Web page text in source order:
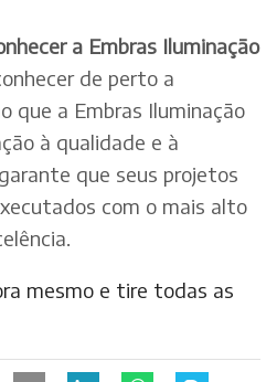
a Embras Iluminação
de perto a
que a Embras Iluminação
à qualidade e à
que seus projetos
com o mais alto
mesmo e tire todas as